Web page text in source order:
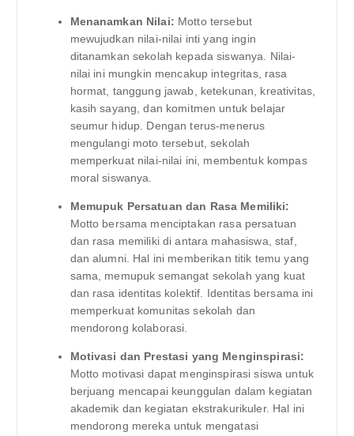
Menanamkan Nilai: Motto tersebut
mewujudkan nilai-nilai inti yang ingin
ditanamkan sekolah kepada siswanya. Nilai-
nilai ini mungkin mencakup integritas, rasa
hormat, tanggung jawab, ketekunan, kreativitas,
kasih sayang, dan komitmen untuk belajar
seumur hidup. Dengan terus-menerus
mengulangi moto tersebut, sekolah
memperkuat nilai-nilai ini, membentuk kompas
moral siswanya.
Memupuk Persatuan dan Rasa Memiliki:
Motto bersama menciptakan rasa persatuan
dan rasa memiliki di antara mahasiswa, staf,
dan alumni. Hal ini memberikan titik temu yang
sama, memupuk semangat sekolah yang kuat
dan rasa identitas kolektif. Identitas bersama ini
memperkuat komunitas sekolah dan
mendorong kolaborasi.
Motivasi dan Prestasi yang Menginspirasi:
Motto motivasi dapat menginspirasi siswa untuk
berjuang mencapai keunggulan dalam kegiatan
akademik dan kegiatan ekstrakurikuler. Hal ini
mendorong mereka untuk mengatasi